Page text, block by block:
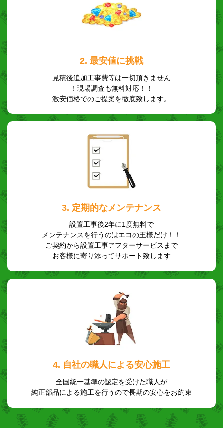
2. 最安値に挑戦
見積後追加工事費等は一切頂きません
！現場調査も無料対応！！
激安価格でのご提案を徹底致します。
3. 定期的なメンテナンス
設置工事後2年に1度無料で
メンテナンスを行うのはエコの王様だけ！！
ご契約から設置工事アフターサービスまで
お客様に寄り添ってサポート致します
4. 自社の職人による安心施工
全国統一基準の認定を受けた職人が
純正部品による施工を行うので長期の安心をお約束